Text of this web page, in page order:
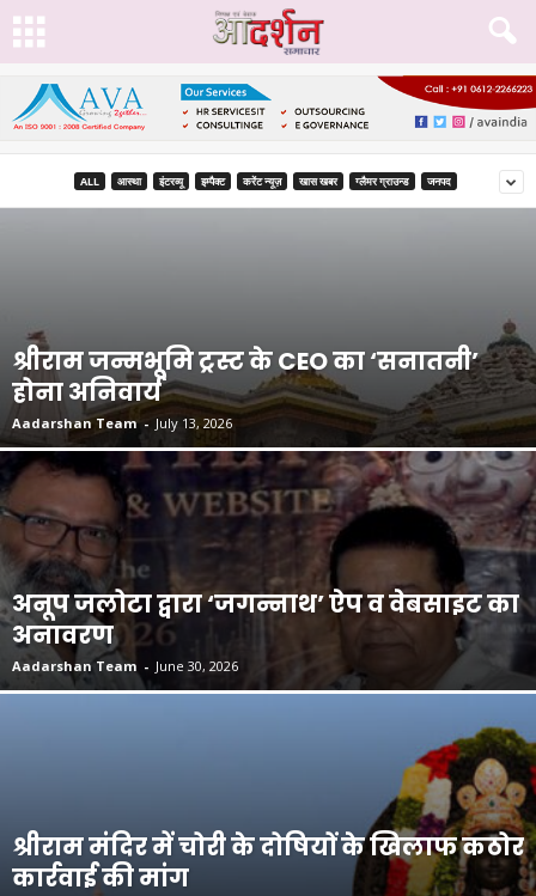
ALL आस्था इंटरव्यू इम्पैक्ट करेंट न्यूज़ खास खबर ग्लैमर ग्राउन्ड जनपद
श्रीराम जन्मभूमि ट्रस्ट के CEO का ‘सनातनी’
होना अनिवार्य
Aadarshan Team - July 13, 2026
अनूप जलोटा द्वारा ‘जगन्नाथ’ ऐप व वेबसाइट का
अनावरण
Aadarshan Team - June 30, 2026
श्रीराम मंदिर में चोरी के दोषियों के खिलाफ कठोर
कार्रवाई की मांग